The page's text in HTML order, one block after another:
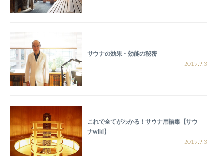
サウナの効果・効能の秘密
2019.9.3
これで全てがわかる！サウナ用語集【サウ
ナwiki】
2019.9.3